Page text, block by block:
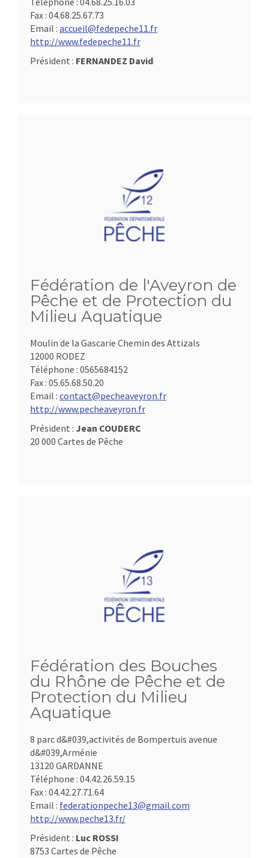
Fax : 04.68.25.67.73
Email : accueil@fedepeche11.fr
http://www.fedepeche11.fr
Président : FERNANDEZ David
Fédération de l'Aveyron de
Pêche et de Protection du
Milieu Aquatique
Moulin de la Gascarie Chemin des Attizals
12000 RODEZ
Téléphone : 0565684152
Fax : 05.65.68.50.20
Email : contact@pecheaveyron.fr
http://www.pecheaveyron.fr
Président : Jean COUDERC
20 000 Cartes de Pêche
Fédération des Bouches
du Rhône de Pêche et de
Protection du Milieu
Aquatique
8 parc d&#039,activités de Bompertuis avenue
d&#039,Arménie
13120 GARDANNE
Téléphone : 04.42.26.59.15
Fax : 04.42.27.71.64
Email : federationpeche13@gmail.com
http://www.peche13.fr/
Président : Luc ROSSI
8753 Cartes de Pêche